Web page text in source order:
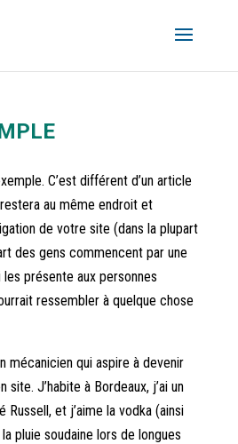
C’est différent d’un article
au même endroit et
de votre site (dans la plupart
des gens commencent par une
présente aux personnes
ressembler à quelque chose
mécanicien qui aspire à devenir
site. J’habite à Bordeaux, j’ai un
Russell, et j’aime la vodka (ainsi
pluie soudaine lors de longues